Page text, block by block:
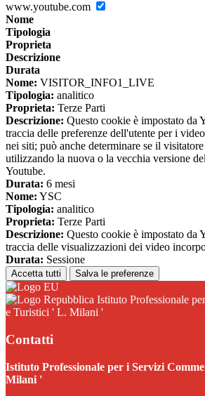
www.youtube.com
Nome
Tipologia
Proprieta
Descrizione
Durata
Nome: VISITOR_INFO1_LIVE
Tipologia: analitico
Proprieta: Terze Parti
Descrizione: Questo cookie è impostato da
traccia delle preferenze dell'utente per i
nei siti; può anche determinare se il
utilizzando la nuova o la vecchia versione
Youtube.
Durata: 6 mesi
Nome: YSC
Tipologia: analitico
Proprieta: Terze Parti
Descrizione: Questo cookie è impostato da
traccia delle visualizzazioni dei video
Durata: Sessione
Accetta tutti Salva le preferenze
Istituto Professionale
e Turistici ' L. Milani '
Contatti
Istituto Professionale per i Servizi
Milani '